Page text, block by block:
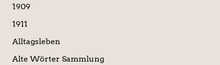
a
h
1909
1911
Alltagsleben
Alte Wörter Sammlung